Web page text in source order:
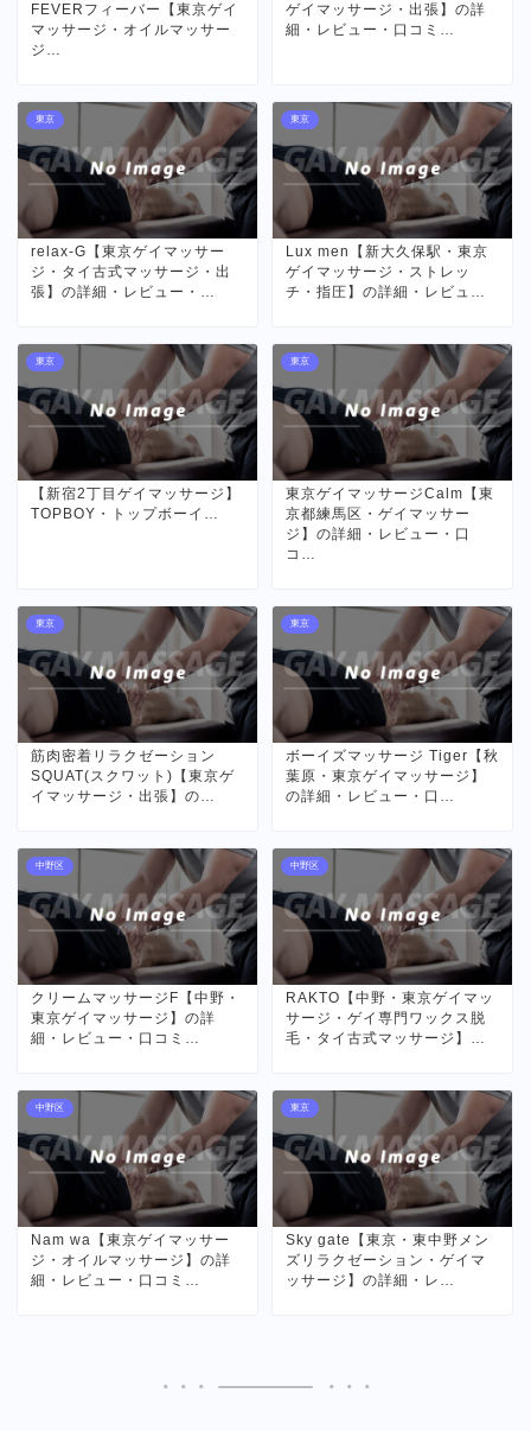
FEVERフィーバー【東京ゲイ
マッサージ・オイルマッサー
ジ…
ゲイマッサージ・出張】の詳
細・レビュー・口コミ…
東京
relax-G【東京ゲイマッサー
ジ・タイ古式マッサージ・出
張】の詳細・レビュー・…
東京
Lux men【新大久保駅・東京
ゲイマッサージ・ストレッ
チ・指圧】の詳細・レビュ…
東京
【新宿2丁目ゲイマッサージ】
TOPBOY・トップボーイ…
東京
東京ゲイマッサージCalm【東
京都練馬区・ゲイマッサー
ジ】の詳細・レビュー・口
コ…
東京
筋肉密着リラクゼーション
SQUAT(スクワット)【東京ゲ
イマッサージ・出張】の…
東京
ボーイズマッサージ Tiger【秋
葉原・東京ゲイマッサージ】
の詳細・レビュー・口…
中野区
クリームマッサージF【中野・
東京ゲイマッサージ】の詳
細・レビュー・口コミ…
中野区
RAKTO【中野・東京ゲイマッ
サージ・ゲイ専門ワックス脱
毛・タイ古式マッサージ】…
中野区
Nam wa【東京ゲイマッサー
ジ・オイルマッサージ】の詳
細・レビュー・口コミ…
東京
Sky gate【東京・東中野メン
ズリラクゼーション・ゲイマ
ッサージ】の詳細・レ…